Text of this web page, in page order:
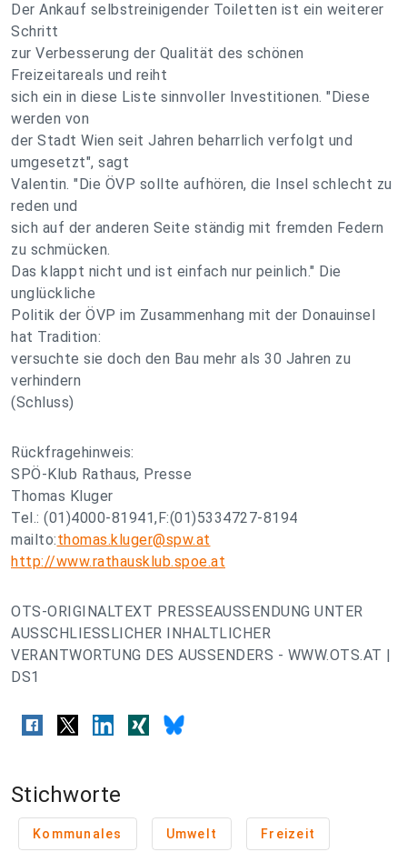
Der Ankauf selbstreinigender Toiletten ist ein weiterer
Schritt
zur Verbesserung der Qualität des schönen
Freizeitareals und reiht
sich ein in diese Liste sinnvoller Investitionen. "Diese
werden von
der Stadt Wien seit Jahren beharrlich verfolgt und
umgesetzt", sagt
Valentin. "Die ÖVP sollte aufhören, die Insel schlecht zu
reden und
sich auf der anderen Seite ständig mit fremden Federn
zu schmücken.
Das klappt nicht und ist einfach nur peinlich." Die
unglückliche
Politik der ÖVP im Zusammenhang mit der Donauinsel
hat Tradition:
versuchte sie doch den Bau mehr als 30 Jahren zu
verhindern
(Schluss)
Rückfragehinweis:
SPÖ-Klub Rathaus, Presse
Thomas Kluger
Tel.: (01)4000-81941,F:(01)5334727-8194
mailto:thomas.kluger@spw.at
http://www.rathausklub.spoe.at
OTS-ORIGINALTEXT PRESSEAUSSENDUNG UNTER
AUSSCHLIESSLICHER INHALTLICHER
VERANTWORTUNG DES AUSSENDERS - WWW.OTS.AT |
DS1
Stichworte
Kommunales Umwelt Freizeit